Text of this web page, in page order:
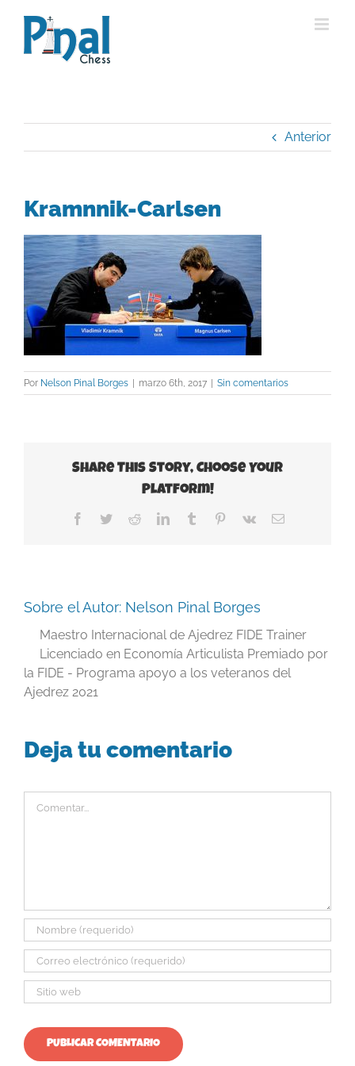
contenido
Anterior
Kramnnik-Carlsen
Por Nelson Pinal Borges | marzo 6th, 2017 | Sin comentarios
Share This Story, Choose Your
Platform!
Facebook
TwitterRedditLinkedInTumblr Pinterest
Vk
Correo
Sobre el Autor: Nelson Pinal Borges
Maestro Internacional de Ajedrez FIDE Trainer
Licenciado en Economía Articulista Premiado por
la FIDE - Programa apoyo a los veteranos del
Ajedrez 2021
Deja tu comentario